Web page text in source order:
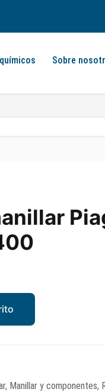
Sobre
, Manillar y componentes,